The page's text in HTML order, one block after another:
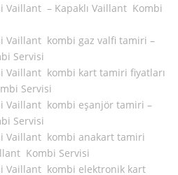
Vaillant – Kapaklı Vaillant Kombi
Vaillant kombi gaz valfi tamiri –
Servisi
Vaillant kombi kart tamiri fiyatları
Servisi
Vaillant kombi eşanjör tamiri –
Servisi
Vaillant kombi anakart tamiri
Kombi Servisi
Vaillant kombi elektronik kart